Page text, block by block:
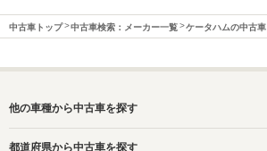
中古車トップ 中古車検索：メーカー一覧 ケータハムの中古車
他の車種から中古車を探す
都道府県から中古車を探す